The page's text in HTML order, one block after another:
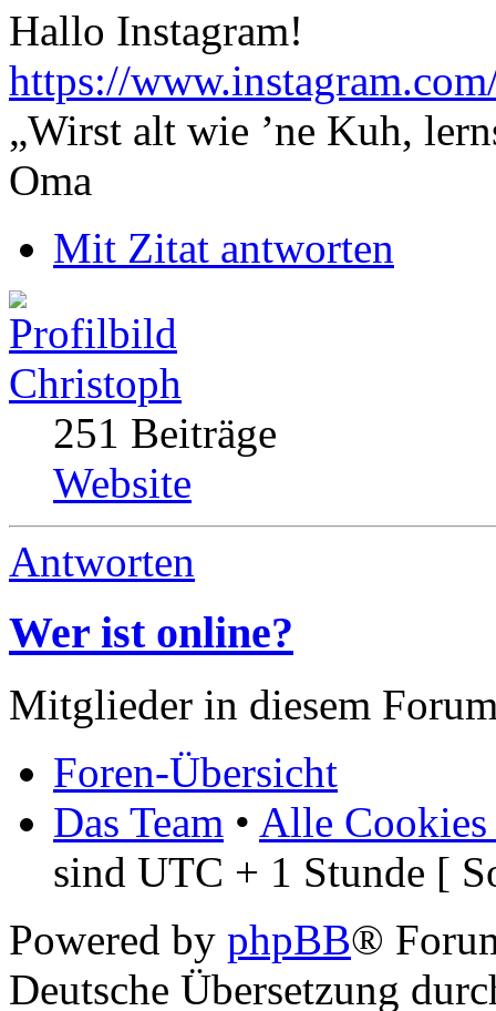
Hallo Instagram!
https://
„Wirst alt wie ’ne Kuh,
Oma
Mit Zitat antworten
Christoph
251 Beiträge
Website
Antworten
Wer ist online?
Mitglieder in diesem
Foren-Übersicht
Das Team • Alle Cookies
sind UTC + 1 Stunde [
Powered by phpBB®
Deutsche Übersetzung